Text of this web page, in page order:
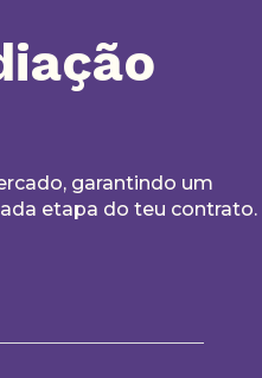
garantindo um
etapa do teu contrato.